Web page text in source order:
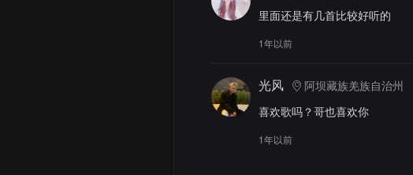
里面还是有几首比较好听的
1年以前
光风
阿坝藏族羌族自治州
喜欢歌吗？哥也喜欢你
1年以前